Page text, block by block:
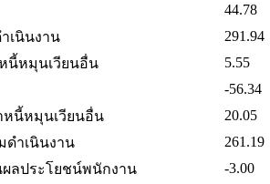
44.78
เนินงาน
291.94
นี้หมุนเวียนอื่น
5.55
-56.34
หนี้หมุนเวียนอื่น
20.05
ดำเนินงาน
261.19
ลประโยชน์พนักงาน
-3.00